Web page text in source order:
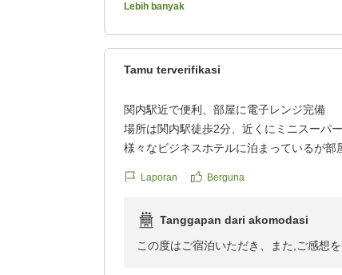
Lebih banyak
Tamu terverifikasi
関内駅近で便利、部屋に電子レンジ完備
場所は関内駅徒歩2分、近くにミニスーパー
様々なビジネスホテルに泊まっているが部
広さと新しさと景観を求めず寝るだけなら
https://review.travel.rakuten.co.jp/hotel/
reviewId=33123478073250
Laporan Berguna
Tanggapan dari akomodasi
この度はご宿泊いただき、また,ご感想